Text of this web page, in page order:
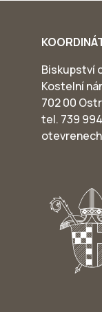
Biskupství
Kostelní
702 00
tel. 739